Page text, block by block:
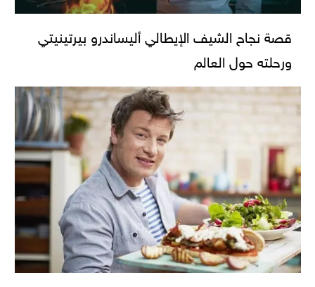
قصة نجاح الشيف الإيطالي أليساندرو بيرتينيتي
ورحلته حول العالم